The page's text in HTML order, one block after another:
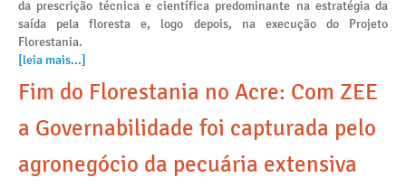
da prescrição técnica e científica predominante na estratégia da
saída pela floresta e, logo depois, na execução do Projeto
Florestania.
[leia mais...]
Fim do Florestania no Acre: Com ZEE
a Governabilidade foi capturada pelo
agronegócio da pecuária extensiva